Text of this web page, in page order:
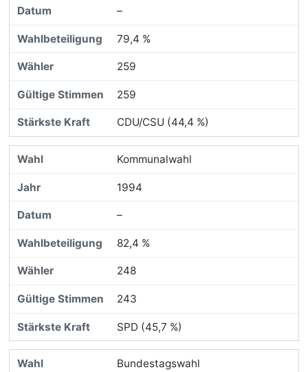
–
79,4 %
259
259
CDU/CSU (44,4 %)
Kommunalwahl
1994
–
82,4 %
248
243
SPD (45,7 %)
Bundestagswahl